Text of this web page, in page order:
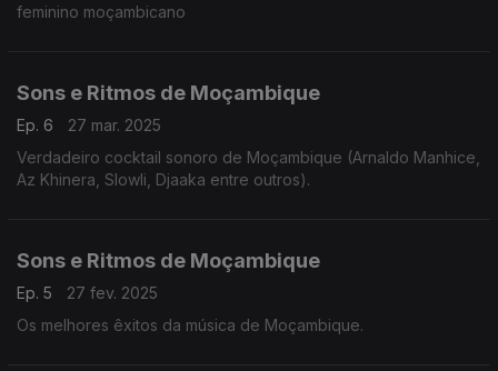
feminino moçambicano
Sons e Ritmos de Moçambique
Ep. 6
27 mar. 2025
Verdadeiro cocktail sonoro de Moçambique (Arnaldo Manhice,
Az Khinera, Slowli, Djaaka entre outros).
Sons e Ritmos de Moçambique
Ep. 5
27 fev. 2025
Os melhores êxitos da música de Moçambique.